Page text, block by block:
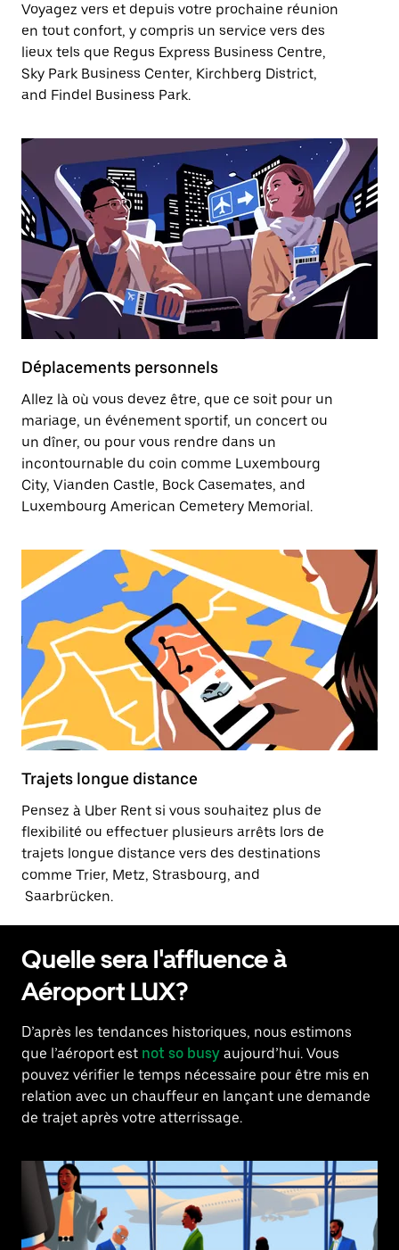
Voyagez vers et depuis votre prochaine réunion
en tout confort, y compris un service vers des
lieux tels que Regus Express Business Centre,
Sky Park Business Center, Kirchberg District,
and Findel Business Park.
Déplacements personnels
Allez là où vous devez être, que ce soit pour un
mariage, un événement sportif, un concert ou
un dîner, ou pour vous rendre dans un
incontournable du coin comme Luxembourg
City, Vianden Castle, Bock Casemates, and
Luxembourg American Cemetery Memorial.
Trajets longue distance
Pensez à Uber Rent si vous souhaitez plus de
flexibilité ou effectuer plusieurs arrêts lors de
trajets longue distance vers des destinations
comme Trier, Metz, Strasbourg, and
Saarbrücken.
Quelle sera l'affluence à
Aéroport LUX?
D’après les tendances historiques, nous estimons
que l’aéroport est not so busy aujourd’hui. Vous
pouvez vérifier le temps nécessaire pour être mis en
relation avec un chauffeur en lançant une demande
de trajet après votre atterrissage.